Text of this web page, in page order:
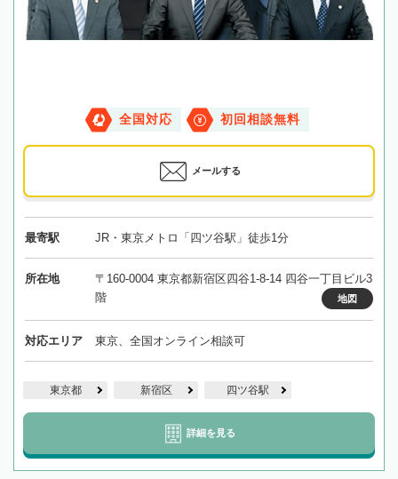
全国対応 初回相談無料
メールする
最寄駅 JR・東京メトロ「四ツ谷駅」徒歩1分
所在地
〒160-0004 東京都新宿区四谷1-8-14 四谷一丁目ビル3
階
地図
対応エリア 東京、全国オンライン相談可
東京都 新宿区 四ツ谷駅
詳細を見る